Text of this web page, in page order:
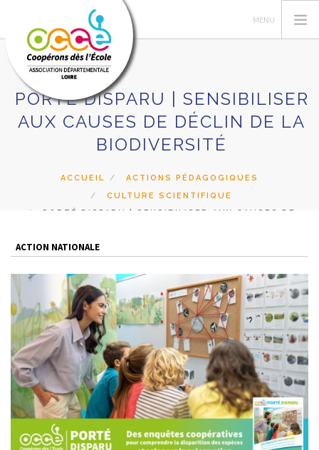
L'OCCE
GERER SA COOPERATIVE
ACTIONS ET RESSOURCES PÉDAGOGIQUES
RECHERCHER
CONTACT
PORTÉ DISPARU | SENSIBILISER
AUX CAUSES DE DÉCLIN DE LA
BIODIVERSITÉ
ACCUEIL
ACTIONS PÉDAGOGIQUES
CULTURE SCIENTIFIQUE
PORTÉ DISPARU | SENSIBILISER AUX CAUSES DE
ACTION NATIONALE